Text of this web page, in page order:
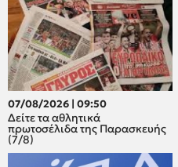
07/08/2026 | 09:50
Δείτε τα αθλητικά
πρωτοσέλιδα της Παρασκευής
(7/8)